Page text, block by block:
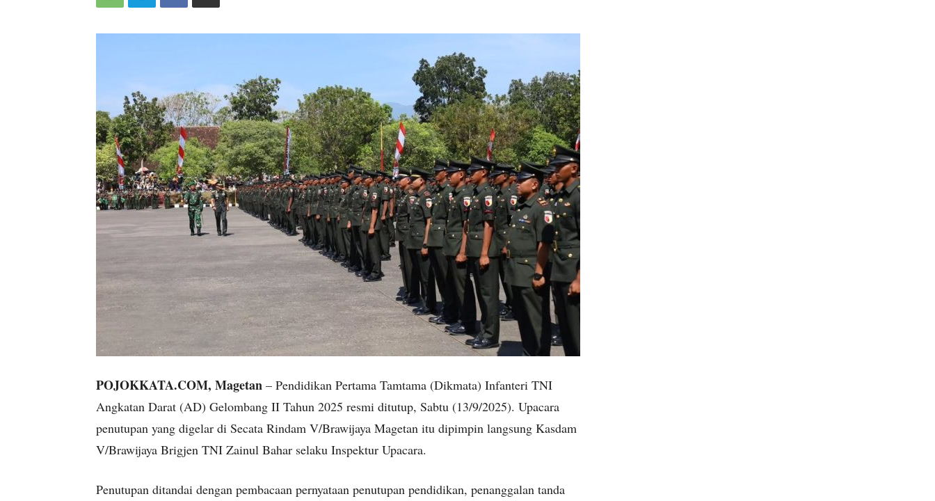
POJOKKATA.COM, Magetan – Pendidikan Pertama Tamtama (Dikmata) Infanteri TNI
Angkatan Darat (AD) Gelombang II Tahun 2025 resmi ditutup, Sabtu (13/9/2025). Upacara
penutupan yang digelar di Secata Rindam V/Brawijaya Magetan itu dipimpin langsung Kasdam
V/Brawijaya Brigjen TNI Zainul Bahar selaku Inspektur Upacara.
Penutupan ditandai dengan pembacaan pernyataan penutupan pendidikan, penanggalan tanda